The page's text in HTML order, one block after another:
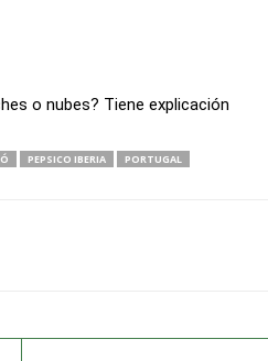
o nubes? Tiene explicación
PEPSICO IBERIA
PORTUGAL